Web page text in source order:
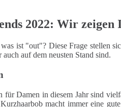
2022: Wir zeigen
ist "out"? Diese Frage stellen
auch auf dem neusten Stand sind.
für Damen in diesem Jahr sind
macht immer eine